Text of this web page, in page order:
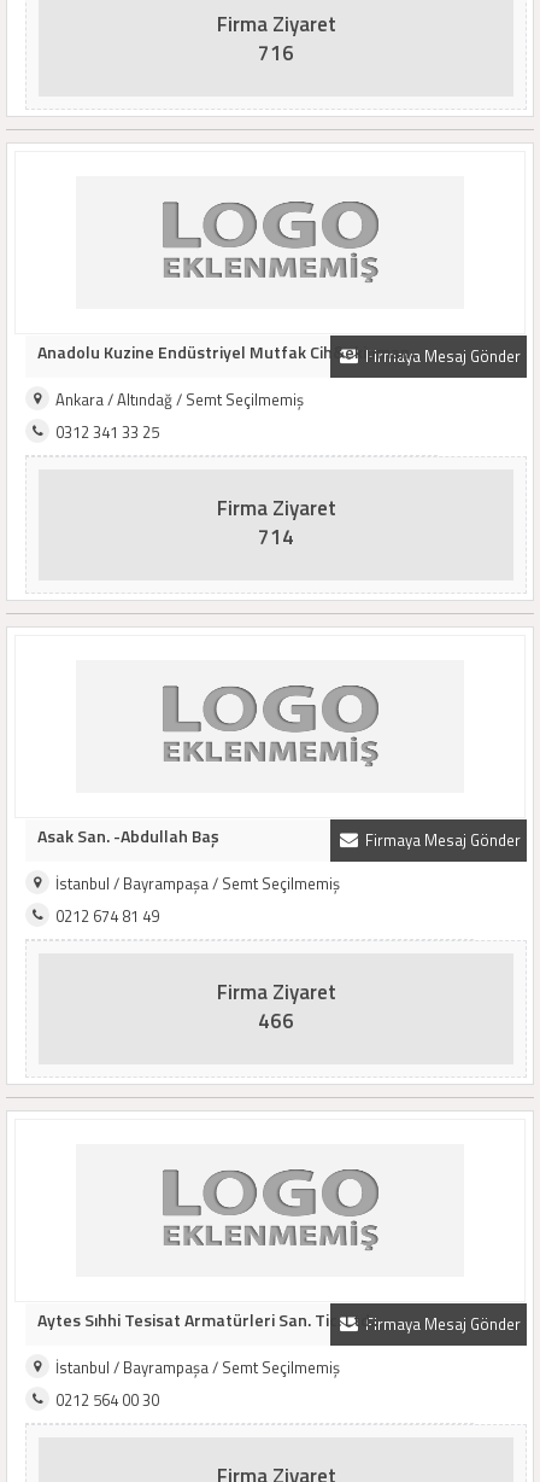
Firma Ziyaret
716
Firmaya Mesaj Gönder
Anadolu Kuzine Endüstriyel Mutfak Cih&ekipman..
Ankara / Altındağ / Semt Seçilmemiş
0312 341 33 25
Firma Ziyaret
714
Firmaya Mesaj Gönder
Asak San. -Abdullah Baş
İstanbul / Bayrampaşa / Semt Seçilmemiş
0212 674 81 49
Firma Ziyaret
466
Firmaya Mesaj Gönder
Aytes Sıhhi Tesisat Armatürleri San. Tic. Ltd..
İstanbul / Bayrampaşa / Semt Seçilmemiş
0212 564 00 30